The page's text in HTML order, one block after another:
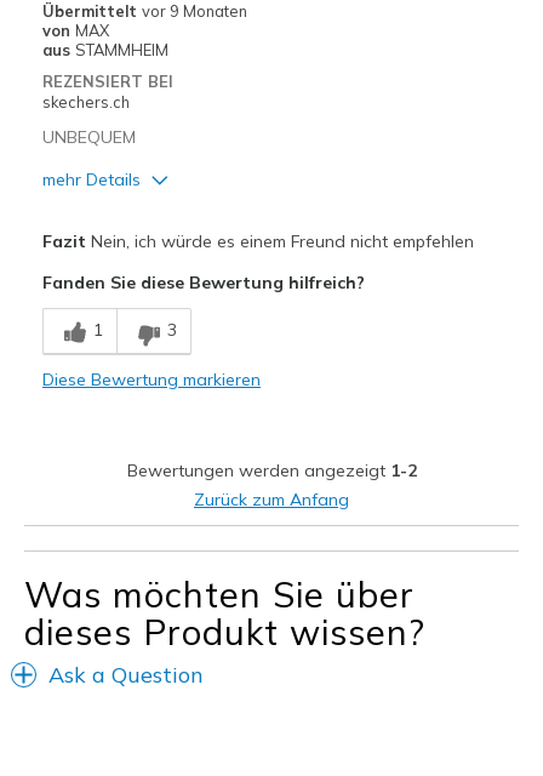
Übermittelt vor 9 Monaten
von MAX
aus STAMMHEIM
REZENSIERT BEI
skechers.ch
UNBEQUEM
mehr Details
Geeignete Verwendung
Freizeitkleidung
Fazit Nein, ich würde es einem Freund nicht empfehlen
Fanden Sie diese Bewertung hilfreich?
1 3
Diese Bewertung markieren
Bewertungen werden angezeigt 1-2
Zurück zum Anfang
Was möchten Sie über
dieses Produkt wissen?
Ask a Question